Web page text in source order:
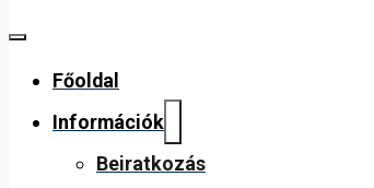
Főoldal
Információk
Beiratkozás